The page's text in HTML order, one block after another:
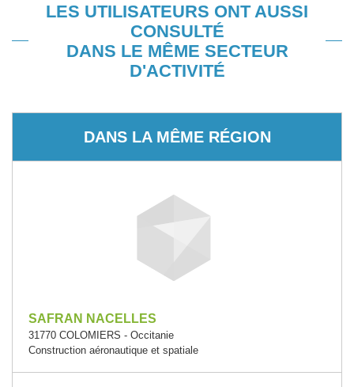
LES UTILISATEURS ONT AUSSI
CONSULTÉ
DANS LE MÊME SECTEUR
D'ACTIVITÉ
DANS LA MÊME RÉGION
SAFRAN NACELLES
31770 COLOMIERS - Occitanie
Construction aéronautique et spatiale